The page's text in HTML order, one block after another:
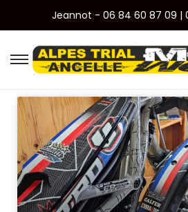
Jeannot - 06 84 60 87 09 |